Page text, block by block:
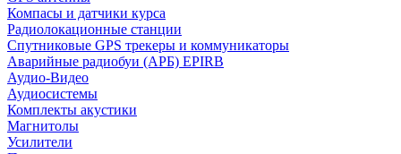
Компасы и датчики курса
Радиолокационные станции
Спутниковые GPS трекеры и коммуникаторы
Аварийные радиобуи (АРБ) EPIRB
Аудио-Видео
Аудиосистемы
Комплекты акустики
Магнитолы
Усилители